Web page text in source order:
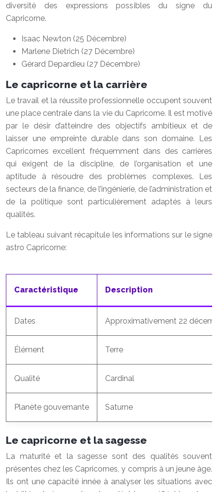
diversité des expressions possibles du signe du
Capricorne.
Isaac Newton (25 Décembre)
Marlene Dietrich (27 Décembre)
Gérard Depardieu (27 Décembre)
Le capricorne et la carrière
Le travail et la réussite professionnelle occupent souvent
une place centrale dans la vie du Capricorne. Il est motivé
par le désir d’atteindre des objectifs ambitieux et de
laisser une empreinte durable dans son domaine. Les
Capricornes excellent fréquemment dans des carrières
qui exigent de la discipline, de l’organisation et une
aptitude à résoudre des problèmes complexes. Les
secteurs de la finance, de l’ingénierie, de l’administration et
de la politique sont particulièrement adaptés à leurs
qualités.
Le tableau suivant récapitule les informations sur le signe
astro Capricorne:
Caractéristique Description
Dates Approximativement 22
Élément Terre
Qualité Cardinal
Planète gouvernante Saturne
Le capricorne et la sagesse
La maturité et la sagesse sont des qualités souvent
présentes chez les Capricornes, y compris à un jeune âge.
Ils ont une capacité innée à analyser les situations avec